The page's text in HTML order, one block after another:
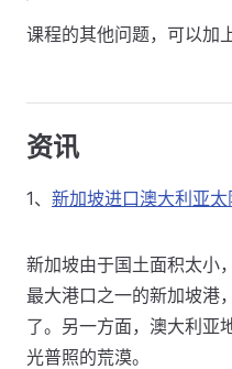
课程的其他问题，可以加
资讯
1、 新加坡进口澳大利亚太
新加坡由于国土面积太小
最大港口之一的新加坡港
了。另一方面，澳大利亚
光普照的荒漠。